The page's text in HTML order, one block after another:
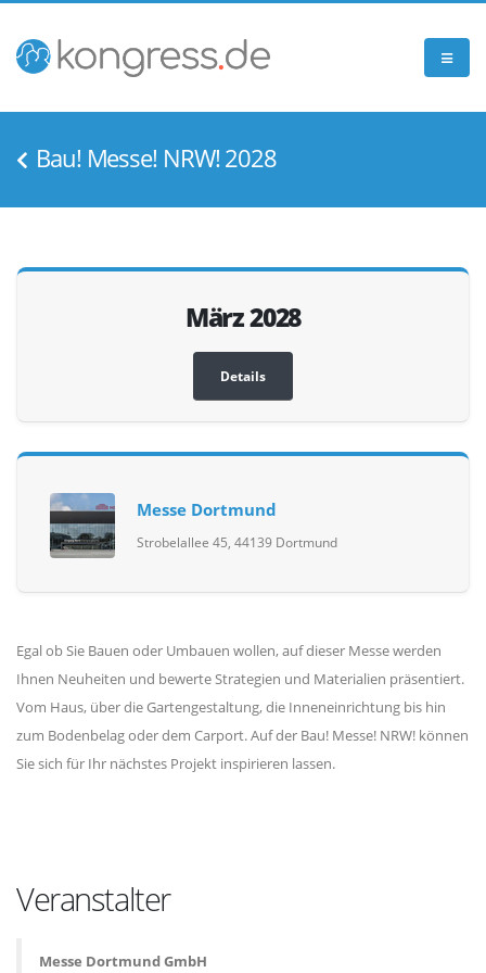
Bau! Messe! NRW! 2028
März 2028
Details
Messe Dortmund
Strobelallee 45, 44139 Dortmund
Egal ob Sie Bauen oder Umbauen wollen, auf dieser Messe werden
Ihnen Neuheiten und bewerte Strategien und Materialien präsentiert.
Vom Haus, über die Gartengestaltung, die Inneneinrichtung bis hin
zum Bodenbelag oder dem Carport. Auf der Bau! Messe! NRW! können
Sie sich für Ihr nächstes Projekt inspirieren lassen.
Veranstalter
Messe Dortmund GmbH